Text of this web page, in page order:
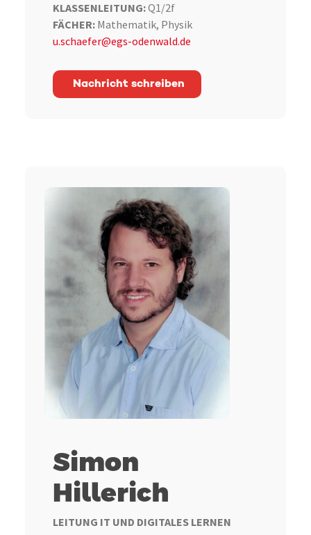
KLASSENLEITUNG:Q1/2f
FÄCHER:Mathematik, Physik
u.schaefer@egs-odenwald.de
Nachricht schreiben
Simon
Hillerich
LEITUNG IT UND DIGITALES LERNEN